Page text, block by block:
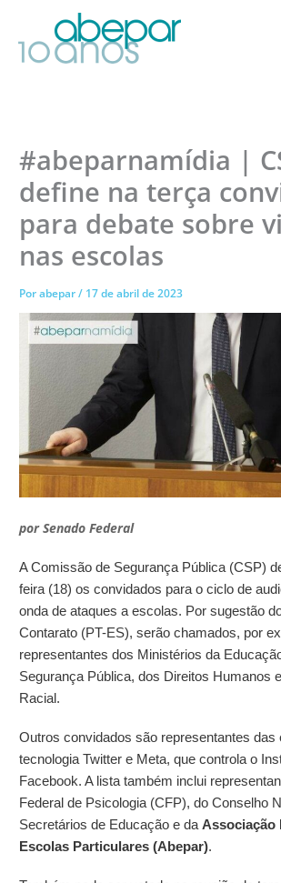
conteúdo
#abeparnamídia |
define na terça
para debate sobre
nas escolas
Porabepar/ 17 de abril de 2023
porSenado Federal
A Comissão de Segurança Pública (CSP)
feira (18) os convidados para o ciclo de
onda de ataques a escolas. Por sugestão
Contarato (PT-ES), serão chamados, por
representantes dos Ministérios da
Segurança Pública, dos Direitos Humanos
Racial.
Outros convidados são representantes das
tecnologia Twitter e Meta, que controla o
Facebook. A lista também inclui
Federal de Psicologia (CFP), do Conselho
Secretários de Educação e daAssociação
Escolas Particulares (Abepar).